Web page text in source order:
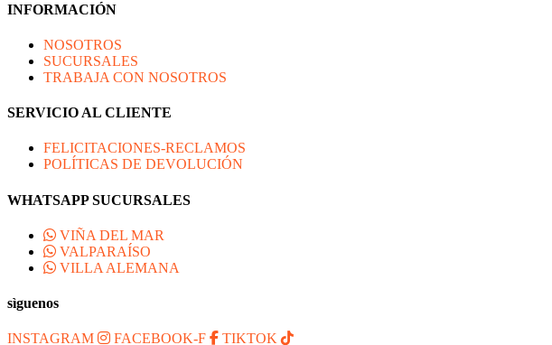
INFORMACIÓN
NOSOTROS
SUCURSALES
TRABAJA CON NOSOTROS
SERVICIO AL CLIENTE
FELICITACIONES-RECLAMOS
POLÍTICAS DE DEVOLUCIÓN
WHATSAPP SUCURSALES
VIÑA DEL MAR
VALPARAÍSO
VILLA ALEMANA
sìguenos
INSTAGRAM FACEBOOK-F TIKTOK